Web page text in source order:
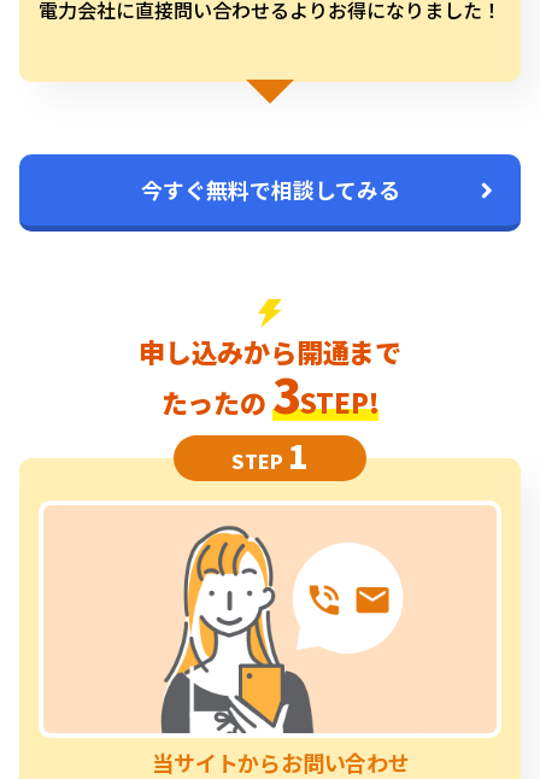
電力会社に直接問い合わせるよりお得になりました！
今すぐ無料で相談してみる
申し込みから開通まで
たったの3STEP!
STEP 1
当サイトからお問い合わせ